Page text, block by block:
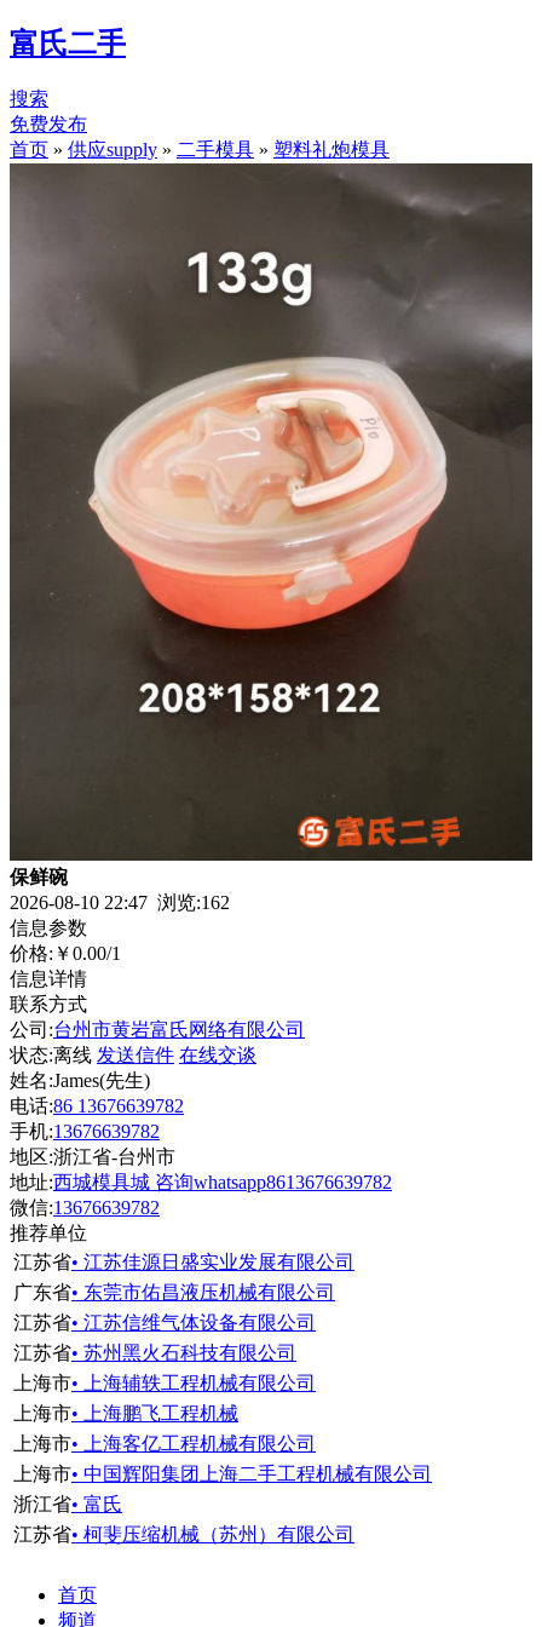
富氏二手
搜索
免费发布
首页 » 供应supply » 二手模具 » 塑料礼炮模具
保鲜碗
2026-08-10 22:47 浏览:162
信息参数
价格: ￥0.00/1
信息详情
联系方式
公司:台州市黄岩富氏网络有限公司
状态:离线 发送信件 在线交谈
姓名:James(先生)
电话:86 13676639782
手机:13676639782
地区:浙江省-台州市
地址:西城模具城 咨询whatsapp8613676639782
微信:13676639782
推荐单位
江苏省• 江苏佳源日盛实业发展有限公司
广东省• 东莞市佑昌液压机械有限公司
江苏省• 江苏信维气体设备有限公司
江苏省• 苏州黑火石科技有限公司
上海市• 上海辅轶工程机械有限公司
上海市• 上海鹏飞工程机械
上海市• 上海客亿工程机械有限公司
上海市• 中国辉阳集团上海二手工程机械有限公司
浙江省• 富氏
江苏省• 柯斐压缩机械（苏州）有限公司
首页
频道